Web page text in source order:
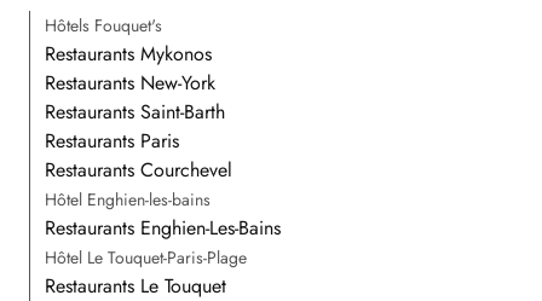
Hôtels Fouquet's
Restaurants Mykonos
Restaurants New-York
Restaurants Saint-Barth
Restaurants Paris
Restaurants Courchevel
Hôtel Enghien-les-bains
Restaurants Enghien-Les-Bains
Hôtel Le Touquet-Paris-Plage
Restaurants Le Touquet